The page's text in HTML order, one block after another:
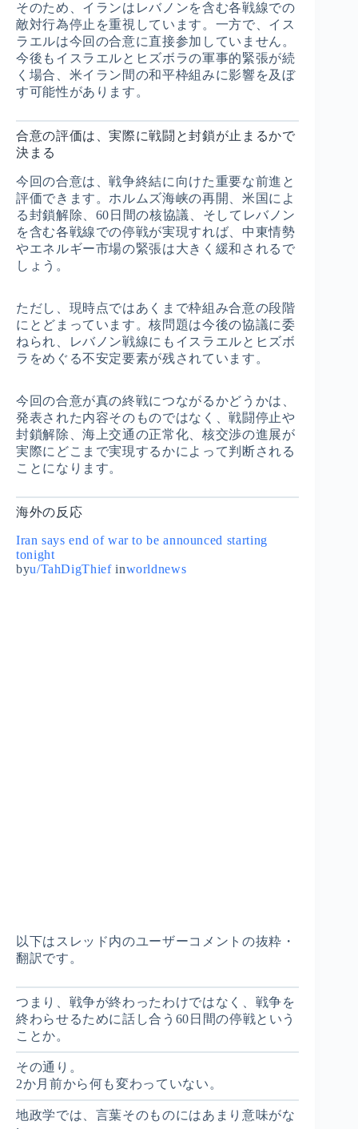
そのため、イランはレバノンを含む各戦線での
敵対行為停止を重視しています。一方で、イス
ラエルは今回の合意に直接参加していません。
今後もイスラエルとヒズボラの軍事的緊張が続
く場合、米イラン間の和平枠組みに影響を及ぼ
す可能性があります。
合意の評価は、実際に戦闘と封鎖が止まるかで
決まる
今回の合意は、戦争終結に向けた重要な前進と
評価できます。ホルムズ海峡の再開、米国によ
る封鎖解除、60日間の核協議、そしてレバノン
を含む各戦線での停戦が実現すれば、中東情勢
やエネルギー市場の緊張は大きく緩和されるで
しょう。
ただし、現時点ではあくまで枠組み合意の段階
にとどまっています。核問題は今後の協議に委
ねられ、レバノン戦線にもイスラエルとヒズボ
ラをめぐる不安定要素が残されています。
今回の合意が真の終戦につながるかどうかは、
発表された内容そのものではなく、戦闘停止や
封鎖解除、海上交通の正常化、核交渉の進展が
実際にどこまで実現するかによって判断される
ことになります。
海外の反応
Iran says end of war to be announced starting
tonight
byu/TahDigThiefinworldnews
以下はスレッド内のユーザーコメントの抜粋・
翻訳です。
つまり、戦争が終わったわけではなく、戦争を
終わらせるために話し合う60日間の停戦という
ことか。
その通り。
2か月前から何も変わっていない。
地政学では、言葉そのものにはあまり意味がな